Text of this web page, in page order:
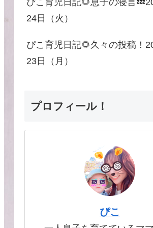
24日（火）
ぴこ育児日記🌻久々の投稿！
23日（月）
プロフィール！
ぴこ